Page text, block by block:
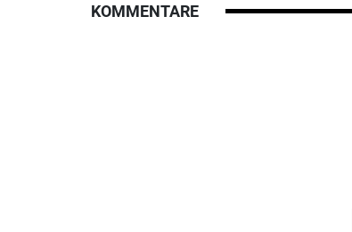
KOMMENTARE